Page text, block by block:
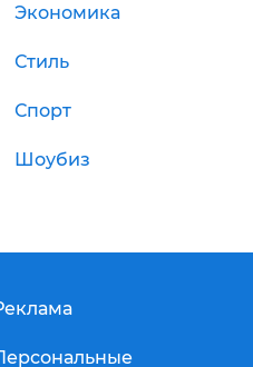
Экономика
Стиль
Спорт
Шоубиз